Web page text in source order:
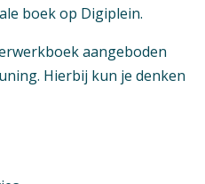
boek op Digiplein.
aangeboden
Hierbij kun je denken